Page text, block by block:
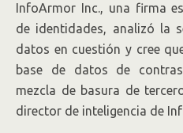
InfoArmor Inc., una firma
de identidades, analizó la
datos en cuestión y cree
base de datos de
mezcla de basura de
director de inteligencia de